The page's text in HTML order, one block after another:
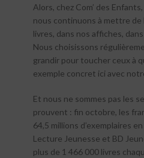
Alors, chez Com’ des
nous continuons à mettre de
livres, dans nos affiches,
Nous choisissons
grandir pour toucher ceux à
exemple concret ici avec
Et nous ne sommes pas les
prouvent : fin octobre, les
64,5 millions d’exemplaires
Lecture Jeunesse et BD
plus de 1 466 000 livres